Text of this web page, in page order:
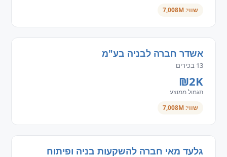
שווי: 7,008M
אשדר חברה לבניה בע"מ
13 בכירים
₪2K
תגמול ממוצע
שווי: 7,008M
גלעד מאי חברה להשקעות בניה ופיתוח